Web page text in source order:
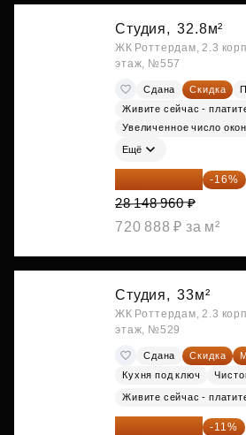
Студия, 32.8м²
ЖК Роттердам, 2.3
этаж, №557
Сдана Скидка
Живите сейчас -
Увеличенное число окон
Ещё
23 645 126 ₽ -16%
28 148 960 ₽
720 888 ₽ за м²
Студия, 33м²
ЖК Роттердам, 2.3
этаж, №529
Сдана Скидка
Кухня под ключ
Живите сейчас -
25 264 074 ₽ -11%